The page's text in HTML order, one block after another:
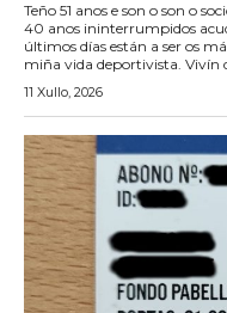
Teño 51 anos e son o son o
40 anos ininterrumpidos
últimos días están a ser os
miña vida deportivista. Vivín
11 Xullo, 2026